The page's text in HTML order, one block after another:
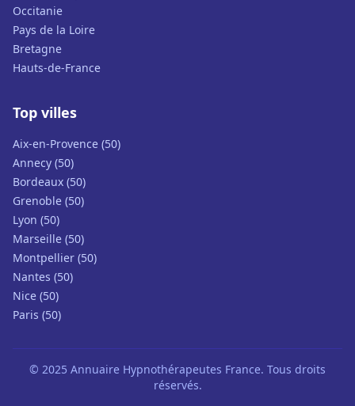
Occitanie
Pays de la Loire
Bretagne
Hauts-de-France
Top villes
Aix-en-Provence (50)
Annecy (50)
Bordeaux (50)
Grenoble (50)
Lyon (50)
Marseille (50)
Montpellier (50)
Nantes (50)
Nice (50)
Paris (50)
© 2025 Annuaire Hypnothérapeutes France. Tous droits
réservés.